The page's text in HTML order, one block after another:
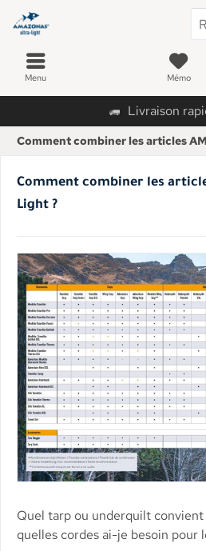
Livraison
Menu Mémo
Comment combiner les articles
Comment combiner les
Light ?
Quel tarp ou underquilt convient
quelles cordes ai-je besoin pour